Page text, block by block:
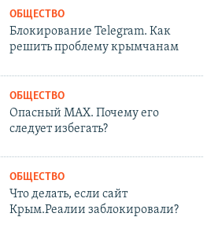
ОБЩЕСТВО
Блокирование Telegram. Как
решить проблему крымчанам
ОБЩЕСТВО
Опасный MAX. Почему его
следует избегать?
ОБЩЕСТВО
Что делать, если сайт
Крым.Реалии заблокировали?